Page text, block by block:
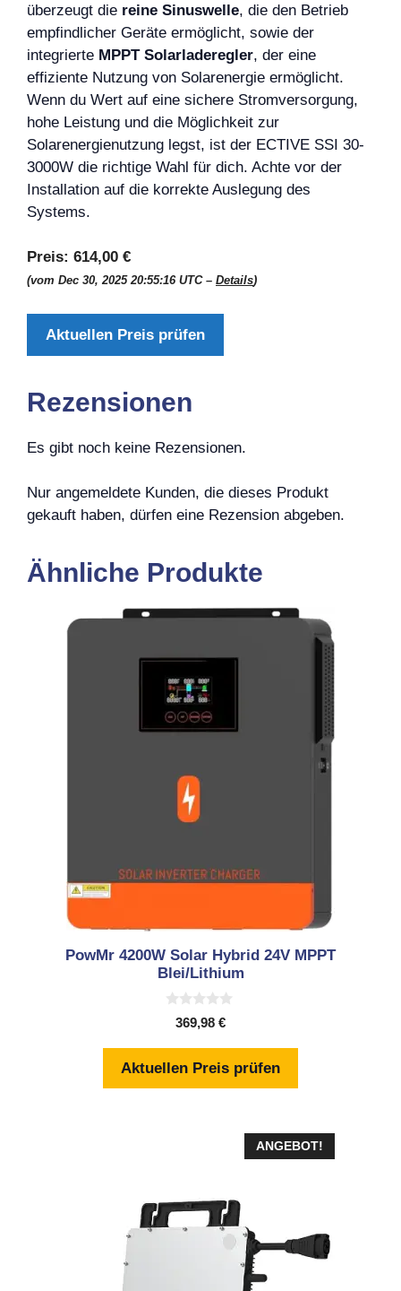
überzeugt die reine Sinuswelle, die den Betrieb
empfindlicher Geräte ermöglicht, sowie der
integrierte MPPT Solarladeregler, der eine
effiziente Nutzung von Solarenergie ermöglicht.
Wenn du Wert auf eine sichere Stromversorgung,
hohe Leistung und die Möglichkeit zur
Solarenergienutzung legst, ist der ECTIVE SSI 30-
3000W die richtige Wahl für dich. Achte vor der
Installation auf die korrekte Auslegung des
Systems.
Preis: 614,00 €
(vom Dec 30, 2025 20:55:16 UTC – Details)
Aktuellen Preis prüfen
Rezensionen
Es gibt noch keine Rezensionen.
Nur angemeldete Kunden, die dieses Produkt
gekauft haben, dürfen eine Rezension abgeben.
Ähnliche Produkte
PowMr 4200W Solar Hybrid 24V MPPT
Blei/Lithium
5
369,98 €
Aktuellen Preis prüfen
ANGEBOT!